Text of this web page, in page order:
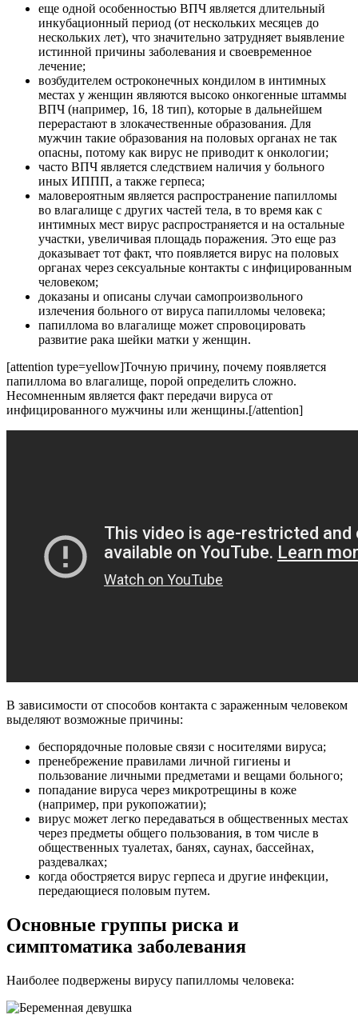
еще одной особенностью ВПЧ является длительный
инкубационный период (от нескольких месяцев до
нескольких лет), что значительно затрудняет выявление
истинной причины заболевания и своевременное
лечение;
возбудителем остроконечных кондилом в интимных
местах у женщин являются высоко онкогенные штаммы
ВПЧ (например, 16, 18 тип), которые в дальнейшем
перерастают в злокачественные образования. Для
мужчин такие образования на половых органах не так
опасны, потому как вирус не приводит к онкологии;
часто ВПЧ является следствием наличия у больного
иных ИППП, а также герпеса;
маловероятным является распространение папилломы
во влагалище с других частей тела, в то время как с
интимных мест вирус распространяется и на остальные
участки, увеличивая площадь поражения. Это еще раз
доказывает тот факт, что появляется вирус на половых
органах через сексуальные контакты с инфицированным
человеком;
доказаны и описаны случаи самопроизвольного
излечения больного от вируса папилломы человека;
папиллома во влагалище может спровоцировать
развитие рака шейки матки у женщин.
[attention type=yellow]Точную причину, почему появляется
папиллома во влагалище, порой определить сложно.
Несомненным является факт передачи вируса от
инфицированного мужчины или женщины.[/attention]
В зависимости от способов контакта с зараженным человеком
выделяют возможные причины:
беспорядочные половые связи с носителями вируса;
пренебрежение правилами личной гигиены и
пользование личными предметами и вещами больного;
попадание вируса через микротрещины в коже
(например, при рукопожатии);
вирус может легко передаваться в общественных местах
через предметы общего пользования, в том числе в
общественных туалетах, банях, саунах, бассейнах,
раздевалках;
когда обостряется вирус герпеса и другие инфекции,
передающиеся половым путем.
Основные группы риска и
симптоматика заболевания
Наиболее подвержены вирусу папилломы человека: